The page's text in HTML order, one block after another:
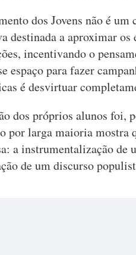
dos Jovens não é
destinada a aproximar os
incentivando o
espaço para fazer
é desvirtuar
dos próprios alunos foi,
por larga maioria mostra
a instrumentalização
de um discurso